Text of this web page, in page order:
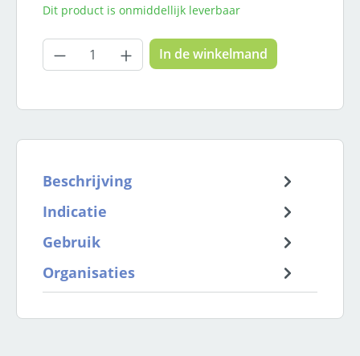
Dit product is onmiddellijk leverbaar
Producthoeveelheid: Voer de
In de winkelmand
Beschrijving
Indicatie
Gebruik
Organisaties